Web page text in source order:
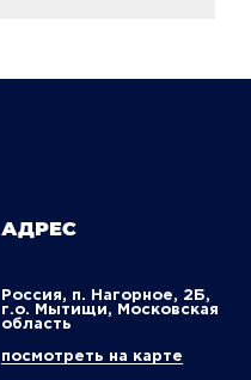
АДРЕС
Россия, п. Нагорное, 2Б,
г.о. Мытищи, Московская
область
посмотреть на карте